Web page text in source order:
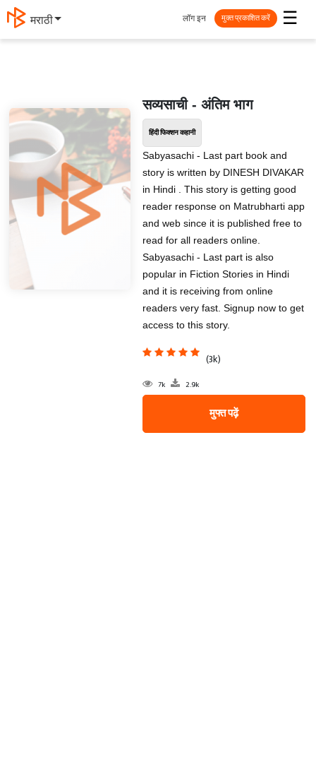
मराठी ☰
लॉग इन मुक्त प्रकाशित करें
सव्यसाची - अंतिम भाग
हिंदी फिक्शन कहानी
Sabyasachi - Last part book and
story is written by DINESH DIVAKAR
in Hindi . This story is getting good
reader response on Matrubharti app
and web since it is published free to
read for all readers online.
Sabyasachi - Last part is also
popular in Fiction Stories in Hindi
and it is receiving from online
readers very fast. Signup now to get
access to this story.
(3k)
7k 2.9k
मुफ्त पढ़ें